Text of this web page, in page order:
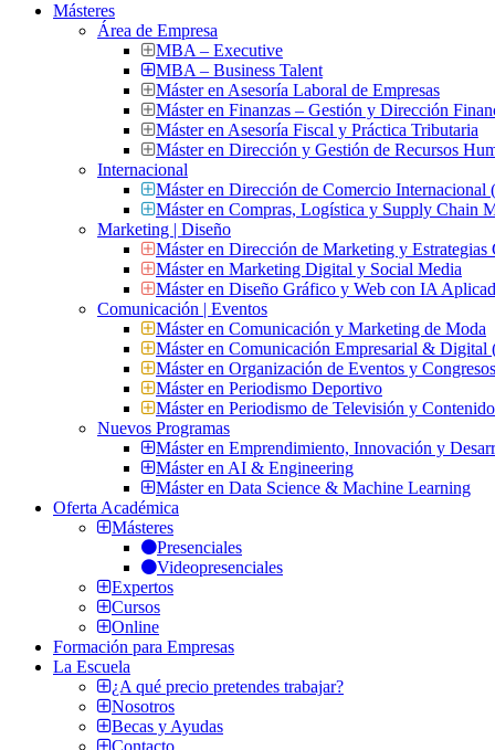
Másteres
Área de Empresa
MBA – Executive
MBA – Business Talent
Máster en Asesoría Laboral de Empresas
Máster en Finanzas – Gestión y Dirección
Máster en Asesoría Fiscal y Práctica Tributaria
Máster en Dirección y Gestión de Recursos
Internacional
Máster en Dirección de Comercio
Máster en Compras, Logística y Supply Chain
Marketing | Diseño
Máster en Dirección de Marketing y Estrategias
Máster en Marketing Digital y Social Media
Máster en Diseño Gráfico y Web con IA
Comunicación | Eventos
Máster en Comunicación y Marketing de Moda
Máster en Comunicación Empresarial &
Máster en Organización de Eventos y
Máster en Periodismo Deportivo
Máster en Periodismo de Televisión y
Nuevos Programas
Máster en Emprendimiento, Innovación y
Máster en AI & Engineering
Máster en Data Science & Machine Learning
Oferta Académica
Másteres
Presenciales
Videopresenciales
Expertos
Cursos
Online
Formación para Empresas
La Escuela
¿A qué precio pretendes trabajar?
Nosotros
Becas y Ayudas
Contacto